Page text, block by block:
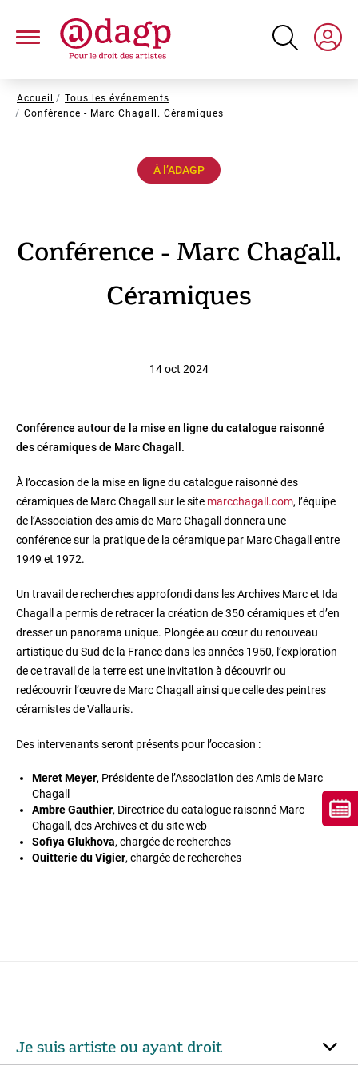
contenu
Fil
d'Ariane
Accueil
Tous les événements
Conférence - Marc Chagall. Céramiques
À l’ADAGP
Conférence - Marc Chagall.
Céramiques
14 oct 2024
Conférence autour de la mise en ligne du catalogue raisonné
des céramiques de Marc Chagall.
À l’occasion de la mise en ligne du catalogue raisonné des
céramiques de Marc Chagall sur le site marcchagall.com, l’équipe
de l’Association des amis de Marc Chagall donnera une
conférence sur la pratique de la céramique par Marc Chagall entre
1949 et 1972.
Un travail de recherches approfondi dans les Archives Marc et Ida
Chagall a permis de retracer la création de 350 céramiques et d’en
dresser un panorama unique. Plongée au cœur du renouveau
artistique du Sud de la France dans les années 1950, l’exploration
de ce travail de la terre est une invitation à découvrir ou
redécouvrir l’œuvre de Marc Chagall ainsi que celle des peintres
céramistes de Vallauris.
Des intervenants seront présents pour l’occasion :
Meret Meyer, Présidente de l’Association des Amis de Marc
Chagall
Ambre Gauthier, Directrice du catalogue raisonné Marc
Chagall, des Archives et du site web
Sofiya Glukhova, chargée de recherches
Quitterie du Vigier, chargée de recherches
Je suis artiste ou ayant droit